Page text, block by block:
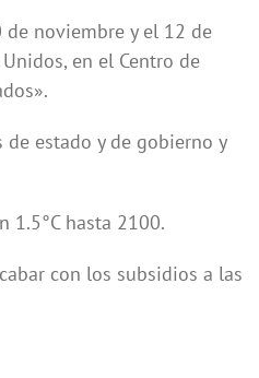
de noviembre y el 12 de
en el Centro de
estado y de gobierno y
1.5°C hasta 2100.
con los subsidios a las